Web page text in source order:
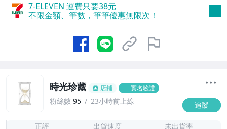
7-ELEVEN 運費只要38元
不限金額、筆數，筆筆優惠無限次！
時光珍藏 店鋪 實名驗證
粉絲數 95 23小時前上線 追蹤
正評 出貨速度 未出貨率